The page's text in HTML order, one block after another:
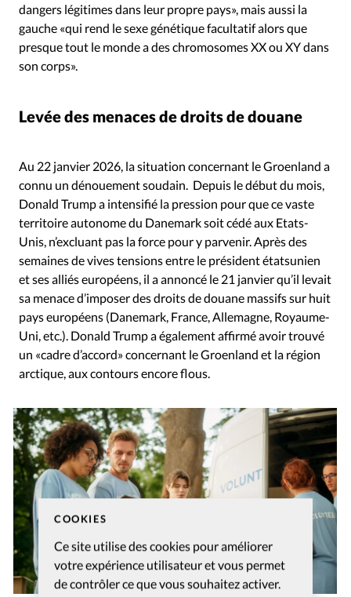
COOKIES
Ce site utilise des cookies pour améliorer
votre expérience utilisateur et vous permet
de contrôler ce que vous souhaitez activer.
dangers légitimes dans leur propre pays», mais aussi la
gauche «qui rend le sexe génétique facultatif alors que
presque tout le monde a des chromosomes XX ou XY dans
son corps».
Levée des menaces de droits de douane
Au 22 janvier 2026, la situation concernant le Groenland a
connu un dénouement soudain. Depuis le début du mois,
Donald Trump a intensifié la pression pour que ce vaste
territoire autonome du Danemark soit cédé aux Etats-
Unis, n’excluant pas la force pour y parvenir. Après des
semaines de vives tensions entre le président étatsunien
et ses alliés européens, il a annoncé le 21 janvier qu’il levait
sa menace d’imposer des droits de douane massifs sur huit
pays européens (Danemark, France, Allemagne, Royaume-
Uni, etc.). Donald Trump a également affirmé avoir trouvé
un «cadre d’accord» concernant le Groenland et la région
arctique, aux contours encore flous.